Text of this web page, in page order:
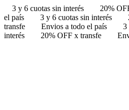
3 y 6 cuotas sin interés 20%
el país
3 y 6 cuotas sin interés
transfe
Envios a todo el país
3
interés
20% OFF x transfe